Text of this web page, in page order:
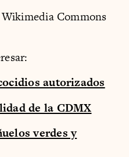
Commons
autorizados
de la CDMX
verdes y